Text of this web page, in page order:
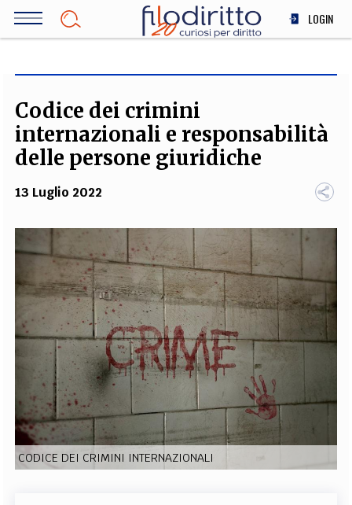
Salta
LOGIN
SOCIETÀ
MEDICINA
SCIENZA
STORIA E FILOSOFIA
TEAM
FILODIRITTO REDAZIONE COMITATO SCIENTIFICO AUTORI
CURATORI
FOTOGRAFI PARTNER COLLABORA CON NOI
EXTRA
CODICI RUBRICHE LIBRI PROCEEDINGS PUBBLICITÀ
SOCIAL MEDIA
Codice dei crimini
internazionali e responsabilità
delle persone giuridiche
13 Luglio 2022
CODICE DEI CRIMINI INTERNAZIONALI